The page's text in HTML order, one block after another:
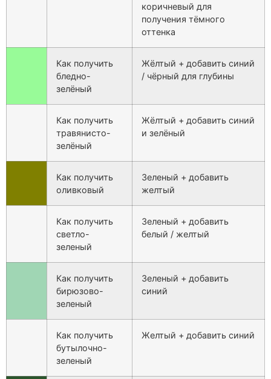
коричневый для
получения тёмного
оттенка
Как получить
бледно-
зелёный
Жёлтый + добавить синий
/ чёрный для глубины
Как получить
травянисто-
зелёный
Жёлтый + добавить синий
и зелёный
Как получить
оливковый
Зеленый + добавить
желтый
Как получить
светло-
зеленый
Зеленый + добавить
белый / желтый
Как получить
бирюзово-
зеленый
Зеленый + добавить
синий
Как получить
бутылочно-
зеленый
Желтый + добавить синий